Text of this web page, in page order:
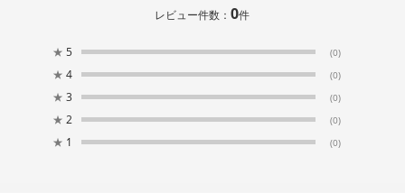
レビュー件数：0件
★ 5 (0)
★ 4 (0)
★ 3 (0)
★ 2 (0)
★ 1 (0)